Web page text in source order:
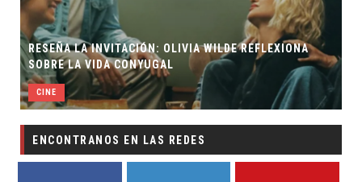
RESEÑA LA INVITACIÓN: OLIVIA WILDE REFLEXIONA
SOBRE LA VIDA CONYUGAL
CINE
ENCONTRANOS EN LAS REDES